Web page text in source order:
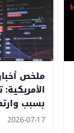
ملخص
بسبب
2026-07-17